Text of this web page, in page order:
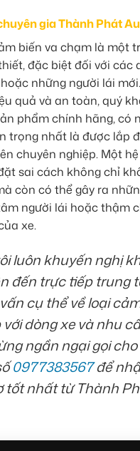
gia Thành Phát
biến va chạm là một
đặc biệt đối với các
những người lái
quả và an toàn, quý
phẩm chính hãng, có
trọng nhất là được lắp
chuyên nghiệp. Một
sai cách không chỉ
còn có thể gây ra
người lái hoặc thậm
xe.
luôn khuyến nghị
đến trực tiếp trung
cụ thể về loại
dòng xe và nhu
ngần ngại gọi
0977383567để
tốt nhất từ Thành